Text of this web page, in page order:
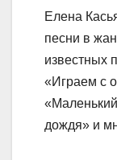
Елена
песни в
известных
«Играем с
дождя» и